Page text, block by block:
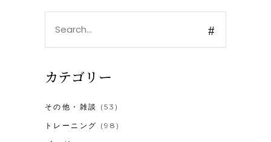
for:
カテゴリー
その他・雑談 (53)
トレーニング (98)